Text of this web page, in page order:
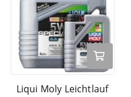
Liqui Moly Leichtlauf